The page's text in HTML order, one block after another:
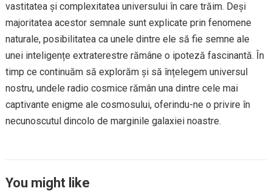
vastitatea și complexitatea universului în care trăim. Deși
majoritatea acestor semnale sunt explicate prin fenomene
naturale, posibilitatea ca unele dintre ele să fie semne ale
unei inteligențe extraterestre rămâne o ipoteză fascinantă. În
timp ce continuăm să explorăm și să înțelegem universul
nostru, undele radio cosmice rămân una dintre cele mai
captivante enigme ale cosmosului, oferindu-ne o privire în
necunoscutul dincolo de marginile galaxiei noastre.
You might like